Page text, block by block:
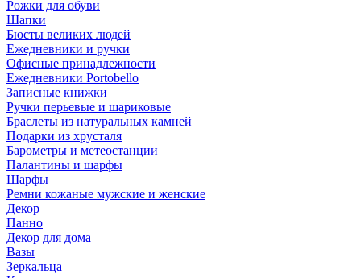
Рожки для обуви
Шапки
Бюсты великих людей
Ежедневники и ручки
Офисные принадлежности
Ежедневники Portobello
Записные книжки
Ручки перьевые и шариковые
Браслеты из натуральных камней
Подарки из хрусталя
Барометры и метеостанции
Палантины и шарфы
Шарфы
Ремни кожаные мужские и женские
Декор
Панно
Декор для дома
Вазы
Зеркальца